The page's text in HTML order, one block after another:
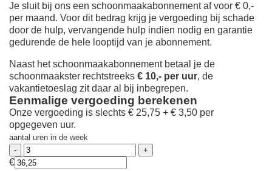
Je sluit bij ons een schoonmaakabonnement af voor € 0,-
per maand. Voor dit bedrag krijg je vergoeding bij schade
door de hulp, vervangende hulp indien nodig en garantie
gedurende de hele looptijd van je abonnement.
Naast het schoonmaakabonnement betaal je de
schoonmaakster rechtstreeks € 10,- per uur, de
vakantietoeslag zit daar al bij inbegrepen.
Eenmalige vergoeding berekenen
Onze vergoeding is slechts € 25,75 + € 3,50 per
opgegeven uur.
aantal uren in de week
€